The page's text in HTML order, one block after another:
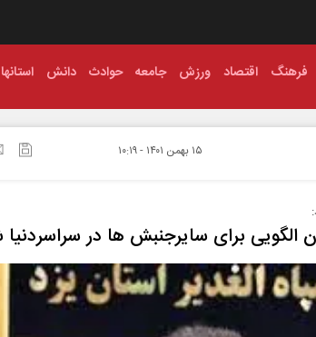
فرهنگ اقتصاد ورزش جامعه حوادث دانش استانها
۱۵ بهمن ۱۴۰۱ - ۱۰:۱۹
الگویی برای سایرجنبش ها در